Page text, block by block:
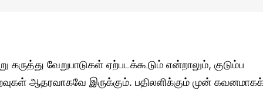
கருத்து வேறுபாடுகள் ஏற்படக்கூடும் என்றாலும், குடும்ப
ஆதரவாகவே இருக்கும். பதிலளிக்கும் முன்